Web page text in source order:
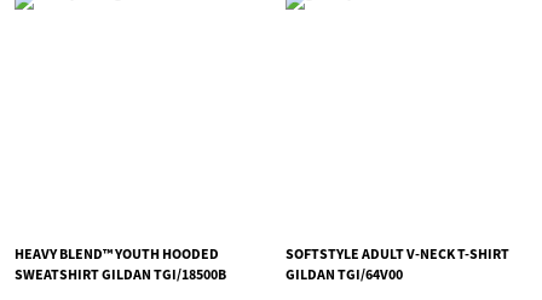
HEAVY BLEND™ YOUTH HOODED
SWEATSHIRT GILDAN TGI/18500B
SOFTSTYLE ADULT V-NECK T-SHIRT
GILDAN TGI/64V00